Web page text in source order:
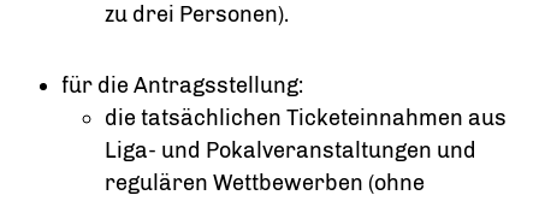
zu drei Personen).
für die Antragsstellung:
die tatsächlichen Ticketeinnahmen aus
Liga- und Pokalveranstaltungen und
regulären Wettbewerben (ohne